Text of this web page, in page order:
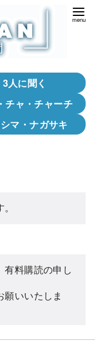
3人に聞く
チャ・チャーチ
マ・ナガサキ
有料購読の申し
いいたしま